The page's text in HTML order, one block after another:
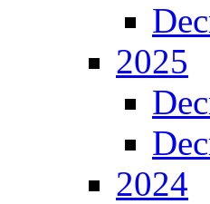
2025
2024